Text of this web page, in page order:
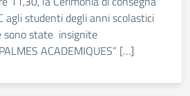
agli studenti degli anni scolastici
state insignite
ACADEMIQUES” […]